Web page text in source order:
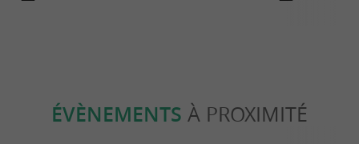
ÉVÈNEMENTS À PROXIMITÉ